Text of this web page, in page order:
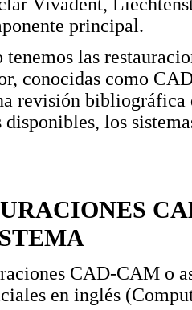
principal.
las
conocidas como
revisión bibliográfica
disponibles, los
CAD-CAM o
en inglés